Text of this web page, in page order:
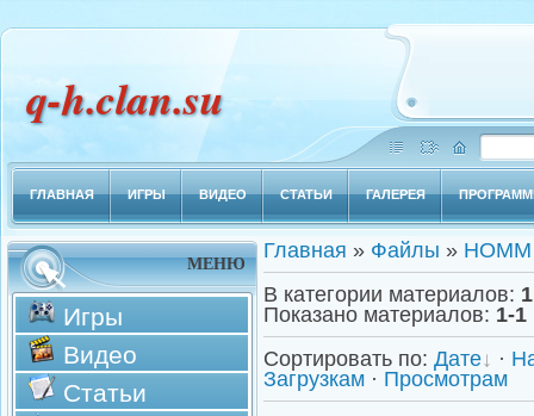
q-h.clan.su
ГЛАВНАЯ ИГРЫ ВИДЕО СТАТЬИ ГАЛЕРЕЯ
МЕНЮ
Игры
Видео
Статьи
Главная » Файлы » НOММ
В категории материалов: 1
Показано материалов: 1-1
Сортировать по: Дате ·
Загрузкам · Просмотрам